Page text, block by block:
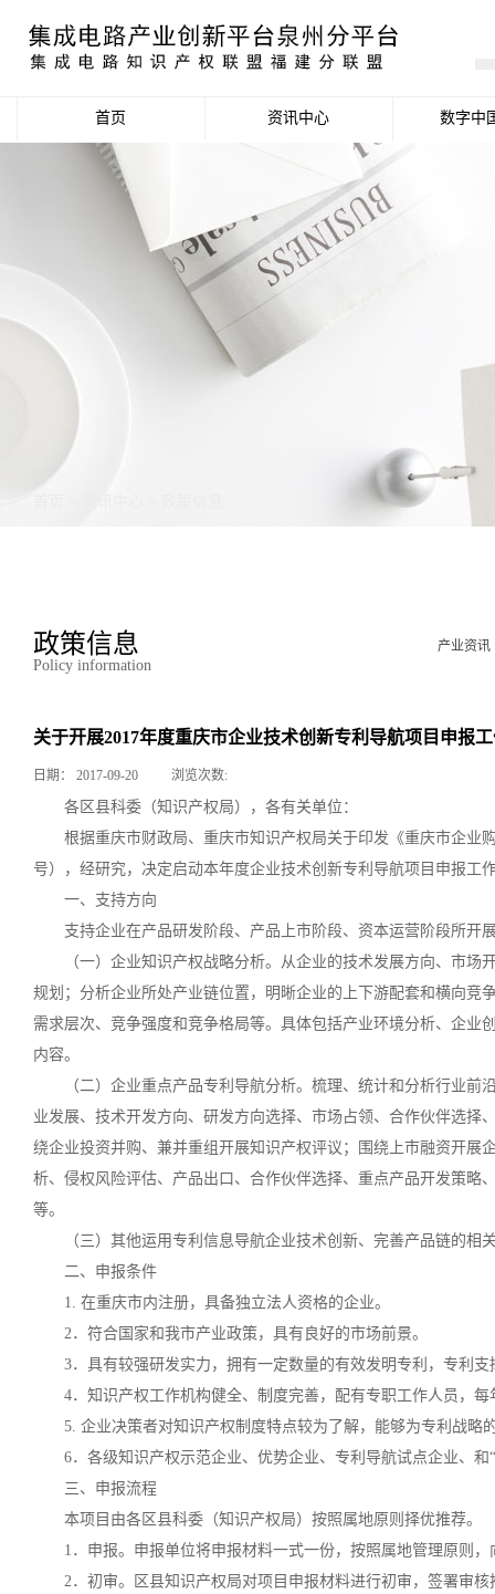
首页 资讯中心
政策信息
活动公告
数据统计分析
数字中
政策信息
Policy information
产业资讯
关于开展2017年度重庆市企业技术创新专利导航项目申报
日期： 2017-09-20 浏览次数:
各区县科委（知识产权局），各有关单位：
根据重庆市财政局、重庆市知识产权局关于印发《重庆市企业
号），经研究，决定启动本年度企业技术创新专利导航项目申报工
一、支持方向
支持企业在产品研发阶段、产品上市阶段、资本运营阶段所开
（一）企业知识产权战略分析。从企业的技术发展方向、市
规划；分析企业所处产业链位置，明晰企业的上下游配套和横向竞
需求层次、竞争强度和竞争格局等。具体包括产业环境分析、企
内容。
（二）企业重点产品专利导航分析。梳理、统计和分析行业
业发展、技术开发方向、研发方向选择、市场占领、合作伙伴选
绕企业投资并购、兼并重组开展知识产权评议；围绕上市融资开展
析、侵权风险评估、产品出口、合作伙伴选择、重点产品开发策略
等。
（三）其他运用专利信息导航企业技术创新、完善产品链的相
二、申报条件
1. 在重庆市内注册，具备独立法人资格的企业。
2．符合国家和我市产业政策，具有良好的市场前景。
3．具有较强研发实力，拥有一定数量的有效发明专利，专利
4．知识产权工作机构健全、制度完善，配有专职工作人员，
5. 企业决策者对知识产权制度特点较为了解，能够为专利战略
6．各级知识产权示范企业、优势企业、专利导航试点企业、和
三、申报流程
本项目由各区县科委（知识产权局）按照属地原则择优推荐。
1．申报。申报单位将申报材料一式一份，按照属地管理原则
2．初审。区县知识产权局对项目申报材料进行初审，签署审